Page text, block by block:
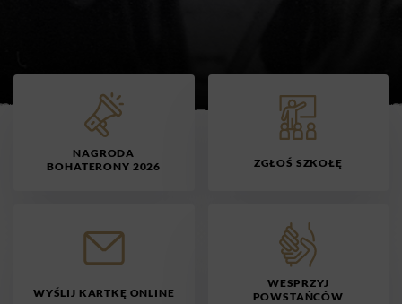
NAGRODA
BOHATERONY 2026
ZGŁOŚ SZKOŁĘ
WYŚLIJ KARTKĘ ONLINE
WESPRZYJ
POWSTAŃCÓW